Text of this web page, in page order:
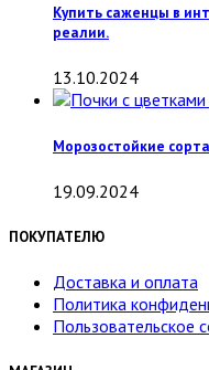
Купить саженцы в
реалии.
13.10.2024
Морозостойкие
19.09.2024
ПОКУПАТЕЛЮ
Доставка и оплата
Политика
Пользовательское